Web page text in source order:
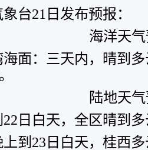
台21日发布预报：
海洋天
海面：三天内，晴到
陆地天
22日白天，全区晴到
上到23日白天，桂西